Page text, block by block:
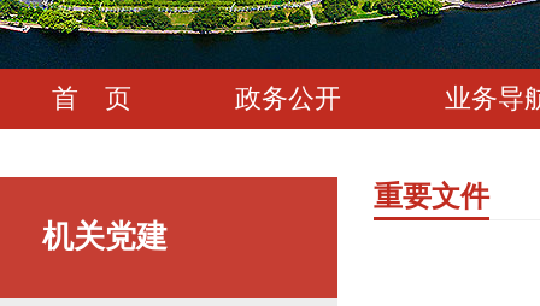
首 页 政务公开 业务导
机关党建
重要文件